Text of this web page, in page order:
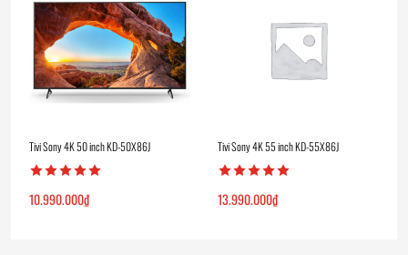
Tivi Sony 4K 50 inch KD-50X86J
10.990.000₫
Tivi Sony 4K 55 inch KD-55X86J
13.990.000₫